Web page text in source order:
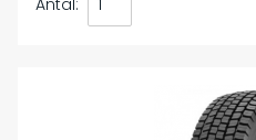
Antal: